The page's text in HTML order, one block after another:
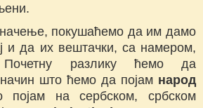
покушаћемо да им дамо
и да их вештачки, са намером,
Почетну разлику ћемо да
што ћемо да појам народ
појам на сербском, србском